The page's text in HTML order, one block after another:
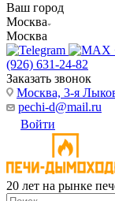
Ваш город
Москва
Москва
(926) 631-24-82
Заказать звонок
Москва, 3-я
pechi-d@mail.ru
Войти
20 лет на рынке